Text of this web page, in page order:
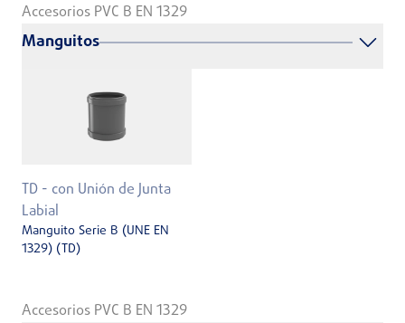
Accesorios PVC B EN 1329
Manguitos
TD - con Unión de Junta
Labial
Manguito Serie B (UNE EN
1329) (TD)
Accesorios PVC B EN 1329